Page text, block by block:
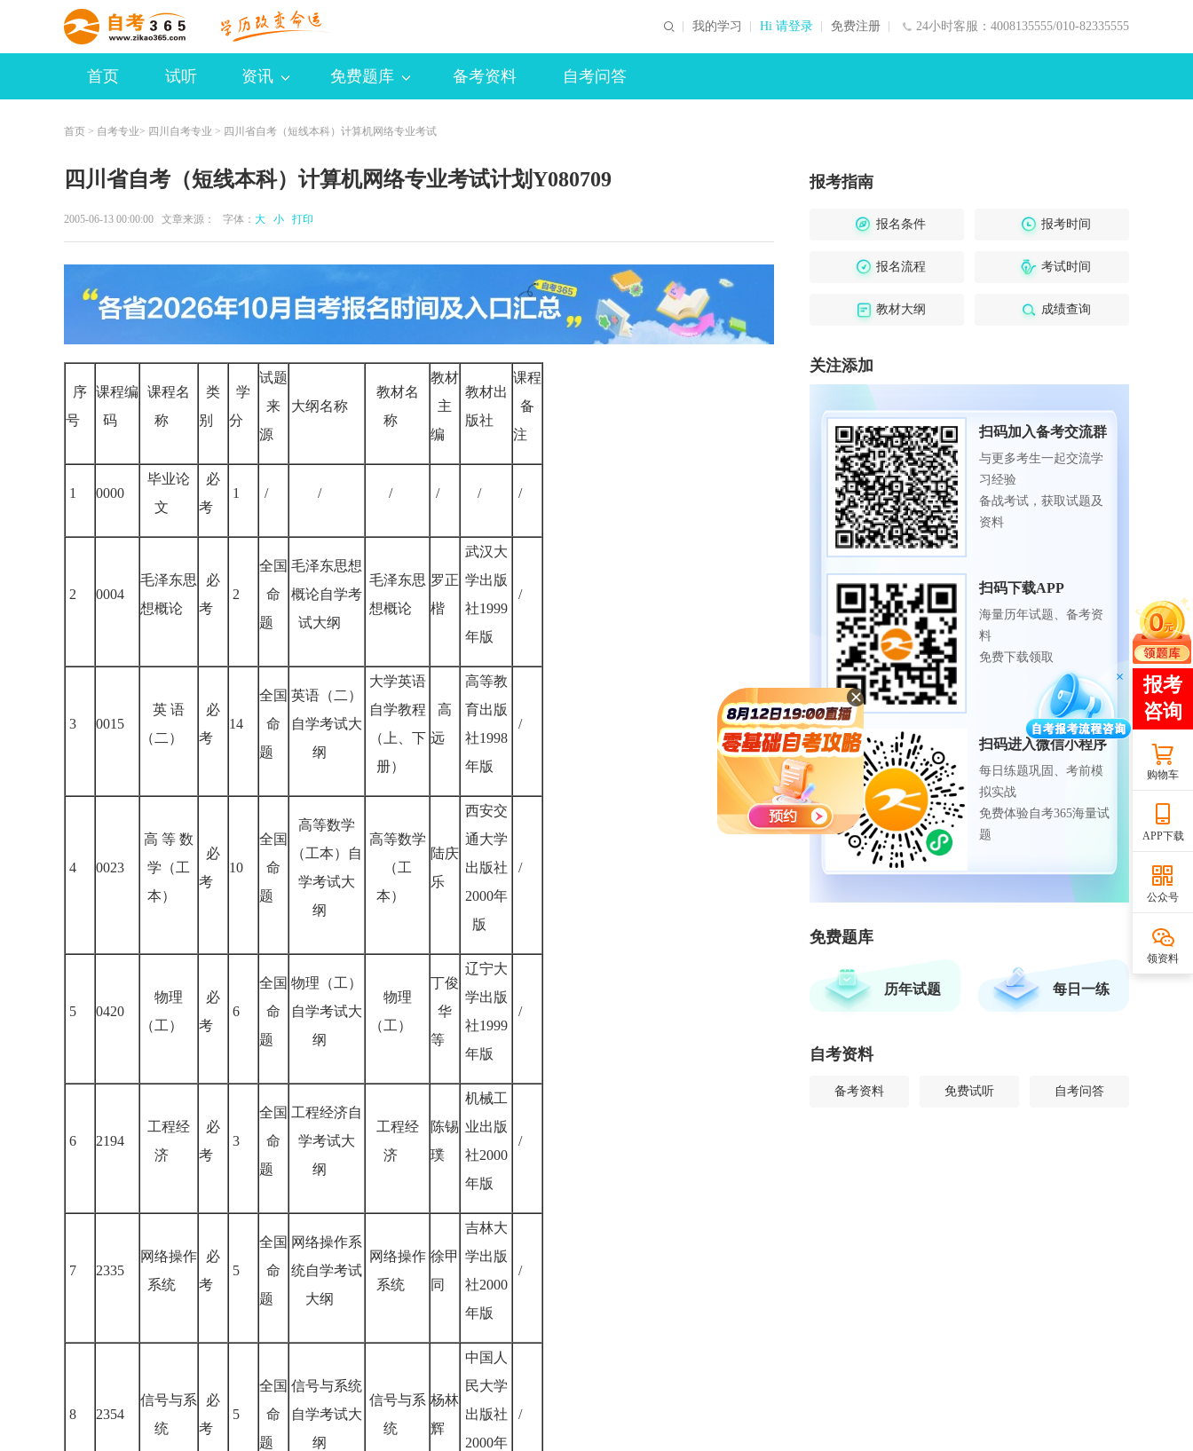
24小时客服：4008135555/010-82335555
我的学习 Hi 请登录 免费注册
首页 试听 资讯 免费题库 备考资料 自考问答
首页 > 自考专业> 四川自考专业 > 四川省自考（短线本科）计算机网络专业考试
四川省自考（短线本科）计算机网络专业考试计划Y080709
2005-06-13 00:00:00 文章来源： 字体： 大 小 打印
序
号
课程编
码
课程名
称
类
别
学
分
试题
来
源
大纲名称
教材名
称
教材
主
编
教材出
版社
课程
备
注
1 0000
毕业论
文
必
考
1 / / / / / /
2 0004
毛泽东思
想概论
必
考
2
全国
命
题
毛泽东思想
概论自学考
试大纲
毛泽东思
想概论
罗正
楷
武汉大
学出版
社1999
年版
/
3 0015
英 语
（二）
必
考
14
全国
命
题
英语（二）
自学考试大
纲
大学英语
自学教程
（上、下
册）
高
远
高等教
育出版
社1998
年版
/
4 0023
高 等 数
学（工
本）
必
考
10
全国
命
题
高等数学
（工本）自
学考试大
纲
高等数学
（工
本）
陆庆
乐
西安交
通大学
出版社
2000年
版
/
5 0420
物理
（工）
必
考
6
全国
命
题
物理（工）
自学考试大
纲
物理
（工）
丁俊
华
等
辽宁大
学出版
社1999
年版
/
6 2194
工程经
济
必
考
3
全国
命
题
工程经济自
学考试大
纲
工程经
济
陈锡
璞
机械工
业出版
社2000
年版
/
7 2335
网络操作
系统
必
考
5
全国
命
题
网络操作系
统自学考试
大纲
网络操作
系统
徐甲
同
吉林大
学出版
社2000
年版
/
8 2354
信号与系
统
必
考
5
全国
命
题
信号与系统
自学考试大
纲
信号与系
统
杨林
辉
中国人
民大学
出版社
2000年
/
报考指南
报名条件 报考时间
报名流程 考试时间
教材大纲 成绩查询
关注添加
扫码加入备考交流群
与更多考生一起交流学
习经验
备战考试，获取试题及
资料
扫码下载APP
海量历年试题、备考资
料
免费下载领取
扫码进入微信小程序
每日练题巩固、考前模
拟实战
免费体验自考365海量试
题
免费题库
历年试题 每日一练
自考资料
备考资料 免费试听 自考问答
购物车
APP下载
公众号
领资料